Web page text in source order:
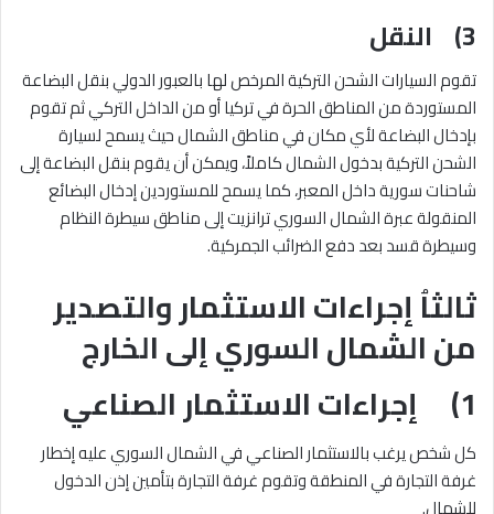
3) النقل
تقوم السيارات الشحن التركية المرخص لها بالعبور الدولي بنقل البضاعة
المستوردة من المناطق الحرة في تركيا أو من الداخل التركي ثم تقوم
بإدخال البضاعة لأي مكان في مناطق الشمال حيث يسمح لسيارة
الشحن التركية بدخول الشمال كاملاً، ويمكن أن يقوم بنقل البضاعة إلى
شاحنات سورية داخل المعبر، كما يسمح للمستوردين إدخال البضائع
المنقولة عبرة الشمال السوري ترانزيت إلى مناطق سيطرة النظام
وسيطرة قسد بعد دفع الضرائب الجمركية.
ثالثاُ إجراءات الاستثمار والتصدير
من الشمال السوري إلى الخارج
1) إجراءات الاستثمار الصناعي
كل شخص يرغب بالاستثمار الصناعي في الشمال السوري عليه إخطار
غرفة التجارة في المنطقة وتقوم غرفة التجارة بتأمين إذن الدخول